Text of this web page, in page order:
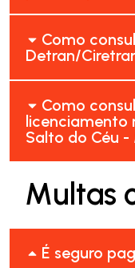
Como
Detran/
Como
licenciamento
Salto do Céu -
Multas
É seguro